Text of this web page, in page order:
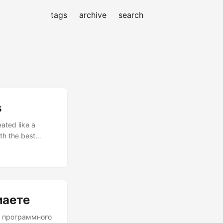
tags archive search
like a
the best
especially
программного